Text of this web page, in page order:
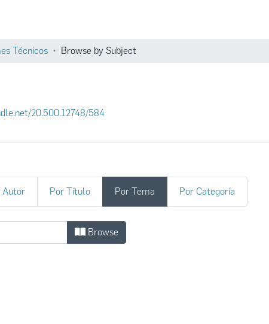
Técnicos Browse by Subject
20.500.12748/584
Autor Por Título Por Tema Por Categoría
by Subject "pajonal, humedad
Browse